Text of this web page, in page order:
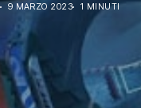
9 MARZO 2023 1 MINUTI